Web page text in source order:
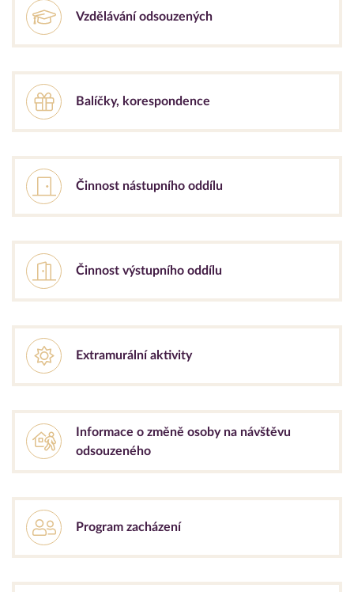
Vzdělávání odsouzených
Balíčky, korespondence
Činnost nástupního oddílu
Činnost výstupního oddílu
Extramurální aktivity
Informace o změně osoby na návštěvu
odsouzeného
Program zacházení